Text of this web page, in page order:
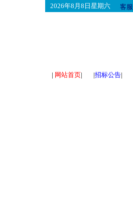
2026年8月8日星期六 客服
| 网站首页| |招标公告|